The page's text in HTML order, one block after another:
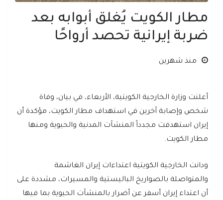
مطار الكويت يُغلق أبوابه بعد
ضربة إيرانية تحصد أرواحًا
منذ شهرين
أعلنت وزارة الخارجية الكويتية، الأربعاء، في بيان، وفاة
شخص وإصابة آخرين في استهداف مطار الكويت، مؤكدة أن
إيران استهدفت مجدداً المنشآت المدنية والحيوية ومنها
مطار الكويت.
ودانت الخارجية الكويتية اعتداءات إيران الغاشمة
والمتواصلة بالصواريخ الباليستية والمسيرات، مشددة على
أن اعتداء إيران أسفر عن أضرار بالمنشآت الحيوية بما فيها